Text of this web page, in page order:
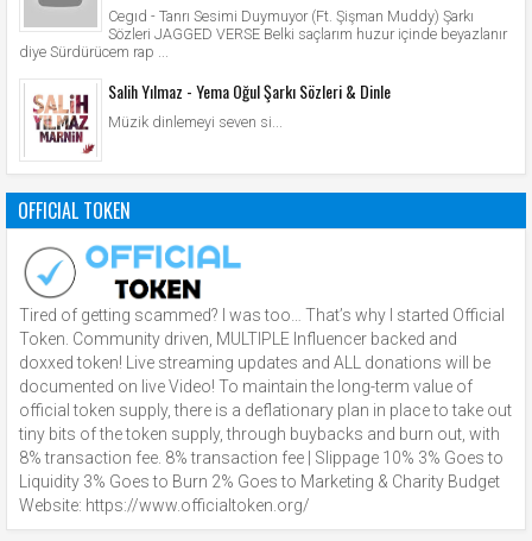
Cegıd - Tanrı Sesimi Duymuyor (Ft. Şişman Muddy) Şarkı
Sözleri JAGGED VERSE Belki saçlarım huzur içinde beyazlanır
diye Sürdürücem rap ...
Salih Yılmaz - Yema Oğul Şarkı Sözleri & Dinle
Müzik dinlemeyi seven si...
OFFICIAL TOKEN
Tired of getting scammed? I was too… That’s why I started Official
Token. Community driven, MULTIPLE Influencer backed and
doxxed token! Live streaming updates and ALL donations will be
documented on live Video! To maintain the long-term value of
official token supply, there is a deflationary plan in place to take out
tiny bits of the token supply, through buybacks and burn out, with
8% transaction fee. 8% transaction fee | Slippage 10% 3% Goes to
Liquidity 3% Goes to Burn 2% Goes to Marketing & Charity Budget
Website: https://www.officialtoken.org/